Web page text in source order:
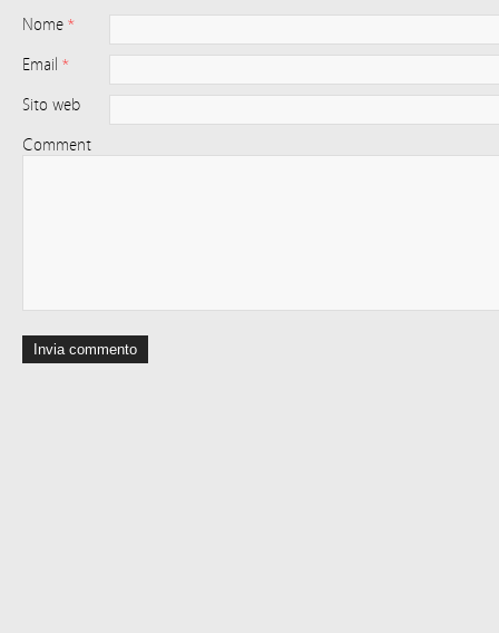
Nome *
Email *
Sito web
Comment